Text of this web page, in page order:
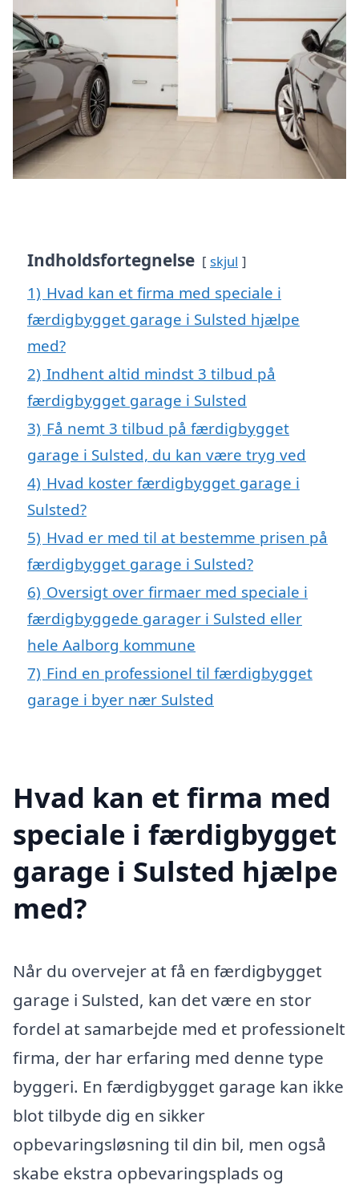
Indholdsfortegnelse skjul
1) Hvad kan et firma med speciale i
færdigbygget garage i Sulsted hjælpe
med?
2) Indhent altid mindst 3 tilbud på
færdigbygget garage i Sulsted
3) Få nemt 3 tilbud på færdigbygget
garage i Sulsted, du kan være tryg ved
4) Hvad koster færdigbygget garage i
Sulsted?
5) Hvad er med til at bestemme prisen på
færdigbygget garage i Sulsted?
6) Oversigt over firmaer med speciale i
færdigbyggede garager i Sulsted eller
hele Aalborg kommune
7) Find en professionel til færdigbygget
garage i byer nær Sulsted
Hvad kan et firma med
speciale i færdigbygget
garage i Sulsted hjælpe
med?
Når du overvejer at få en færdigbygget
garage i Sulsted, kan det være en stor
fordel at samarbejde med et professionelt
firma, der har erfaring med denne type
byggeri. En færdigbygget garage kan ikke
blot tilbyde dig en sikker
opbevaringsløsning til din bil, men også
skabe ekstra opbevaringsplads og